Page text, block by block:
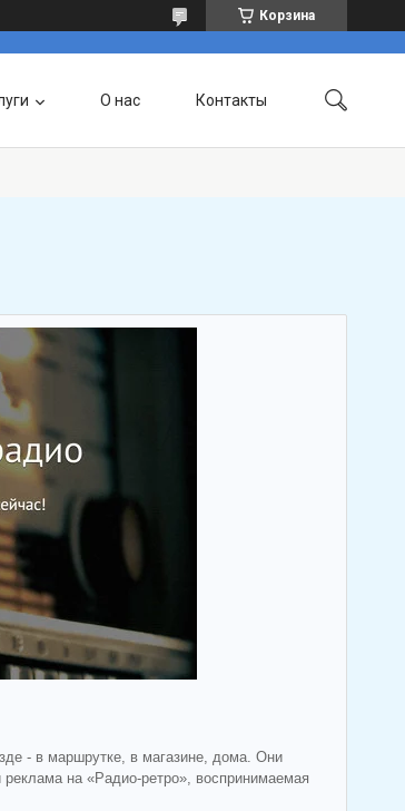
Корзина
О нас Контакты
- в маршрутке, в магазине, дома. Они
на «Радио-ретро», воспринимаемая